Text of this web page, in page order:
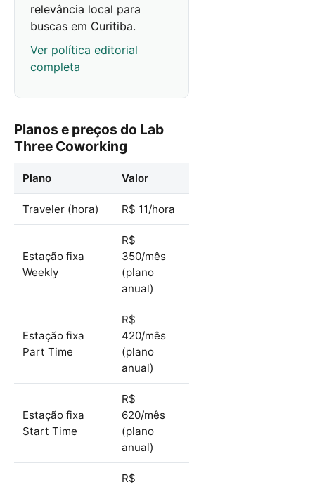
relevância local para
buscas em Curitiba.
Ver política editorial
completa
Planos e preços do Lab
Three Coworking
Plano Valor
Traveler (hora) R$ 11/hora
Estação fixa
Weekly
R$
350/mês
(plano
anual)
Estação fixa
Part Time
R$
420/mês
(plano
anual)
Estação fixa
Start Time
R$
620/mês
(plano
anual)
R$